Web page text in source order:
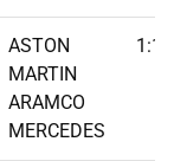
ASTON
MARTIN
ARAMCO
MERCEDES